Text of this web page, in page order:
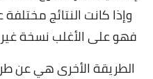
وإذا كانت النتائج
فهو على الأغلب نسخة غير
الطريقة الأخرى هي عن